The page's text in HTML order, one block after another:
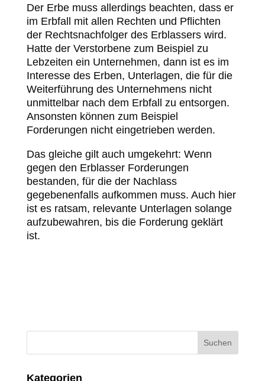
Der Erbe muss allerdings beachten, dass er
im Erbfall mit allen Rechten und Pflichten
der Rechtsnachfolger des Erblassers wird.
Hatte der Verstorbene zum Beispiel zu
Lebzeiten ein Unternehmen, dann ist es im
Interesse des Erben, Unterlagen, die für die
Weiterführung des Unternehmens nicht
unmittelbar nach dem Erbfall zu entsorgen.
Ansonsten können zum Beispiel
Forderungen nicht eingetrieben werden.
Das gleiche gilt auch umgekehrt: Wenn
gegen den Erblasser Forderungen
bestanden, für die der Nachlass
gegebenenfalls aufkommen muss. Auch hier
ist es ratsam, relevante Unterlagen solange
aufzubewahren, bis die Forderung geklärt
ist.
Kategorien